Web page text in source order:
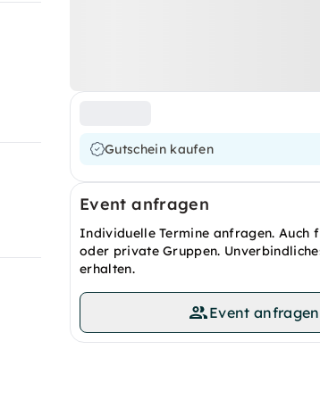
Gutschein kaufen
Event anfragen
Individuelle Termine anfragen. Auch
oder private Gruppen.
erhalten.
Event anfragen